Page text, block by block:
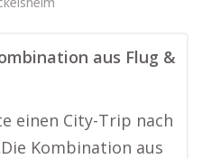
aus Flug &
einen City-Trip nach
Kombination aus